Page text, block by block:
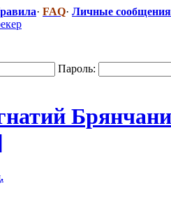
· FAQ· Личные сообщения
Пароль: